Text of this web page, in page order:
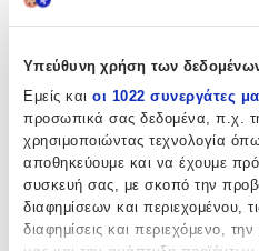
Υπεύθυνη χρήση των
Εμείς και οι 1022 συνεργάτες
προσωπικά σας δεδομένα, π.χ.
χρησιμοποιώντας τεχνολογία
αποθηκεύουμε και να έχουμε
συσκευή σας, με σκοπό την
διαφημίσεων και περιεχομένου,
διαφημίσεις και περιεχόμενο,
Ελατήριο:
Μονό
Κλείστρο :
Όχι